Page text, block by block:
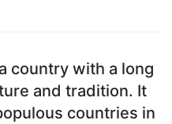
country with a long
and tradition. It
countries in